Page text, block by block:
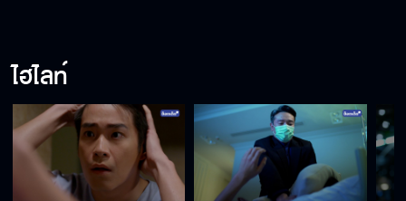
อีนี่ กูบอกว่าให้วางปืนลง
ตอนนี้ฉันรักใครอยู่
ไฮไลท์